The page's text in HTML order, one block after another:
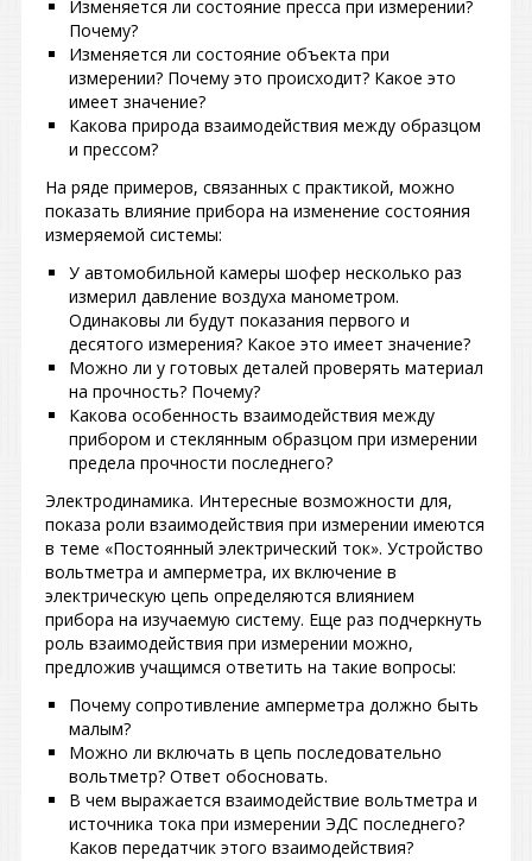
Изменяется ли состояние пресса при измерении?
Почему?
Изменяется ли состояние объекта при
измерении? Почему это происходит? Какое это
имеет значение?
Какова природа взаимодействия между образцом
и прессом?
На ряде примеров, связанных с практикой, можно
показать влияние прибора на изменение состояния
измеряемой системы:
У автомобильной камеры шофер несколько раз
измерил давление воздуха манометром.
Одинаковы ли будут показания первого и
десятого измерения? Какое это имеет значение?
Можно ли у готовых деталей проверять материал
на прочность? Почему?
Какова особенность взаимодействия между
прибором и стеклянным образцом при измерении
предела прочности последнего?
Электродинамика. Интересные возможности для,
показа роли взаимодействия при измерении имеются
в теме «Постоянный электрический ток». Устройство
вольтметра и амперметра, их включение в
электрическую цепь определяются влиянием
прибора на изучаемую систему. Еще раз подчеркнуть
роль взаимодействия при измерении можно,
предложив учащимся ответить на такие вопросы:
Почему сопротивление амперметра должно быть
малым?
Можно ли включать в цепь последовательно
вольтметр? Ответ обосновать.
В чем выражается взаимодействие вольтметра и
источника тока при измерении ЭДС последнего?
Каков передатчик этого взаимодействия?